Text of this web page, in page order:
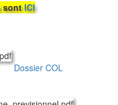
sontICI
Dossier COL